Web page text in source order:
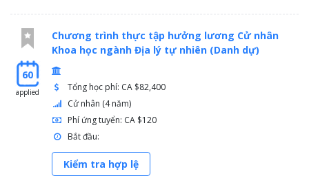
60
applied
Chương trình thực tập hưởng lương Cử nhân
Khoa học ngành Địa lý tự nhiên (Danh dự)
Tổng học phí: CA $82,400
Cử nhân (4 năm)
Phí ứng tuyển: CA $120
Bắt đầu:
Kiểm tra hợp lệ